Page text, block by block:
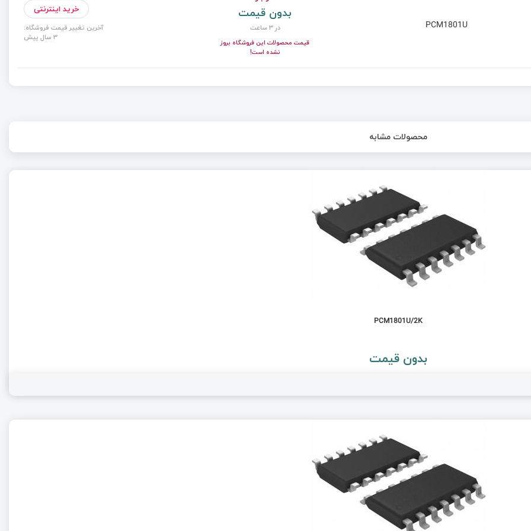
PCM1801U
بدون قیمت
در 3 ساعت
قیمت محصولات این فروشگاه بروز
نشده است!
خرید اینترنتی
آخرین تغییر قیمت فروشگاه:
3 سال پیش
محصولات مشابه
PCM1801U/2K
بدون قیمت